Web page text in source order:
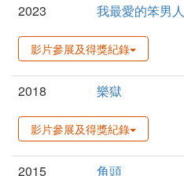
2023
我最愛的笨男人
影片參展及得獎紀錄
2018 樂獄
影片參展及得獎紀錄
2015 角頭